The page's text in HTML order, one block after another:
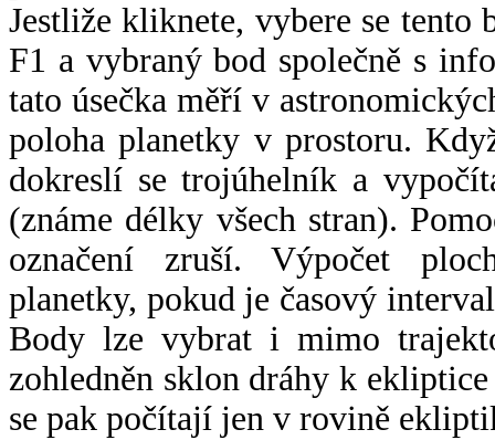
Jestliže kliknete, vybere se tento
F1 a vybraný bod společně s
tato úsečka měří v
poloha planetky v prostoru.
dokreslí se trojúhelník a
(známe délky všech stran).
označení zruší. Výpočet
planetky, pokud je časový
Body lze vybrat i mimo
zohledněn sklon dráhy k
se pak počítají jen v rovině